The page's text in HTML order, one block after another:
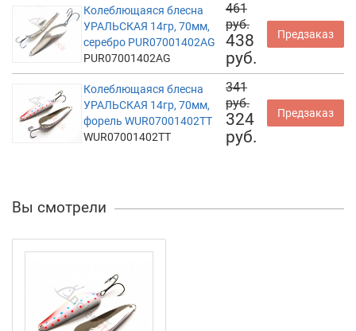
Колеблющаяся блесна
УРАЛЬСКАЯ 14гр, 70мм,
серебро PUR07001402AG
PUR07001402AG
461
руб.
438
руб.
Предзаказ
Колеблющаяся блесна
УРАЛЬСКАЯ 14гр, 70мм,
форель WUR07001402TT
WUR07001402TT
341
руб.
324
руб.
Предзаказ
Вы смотрели